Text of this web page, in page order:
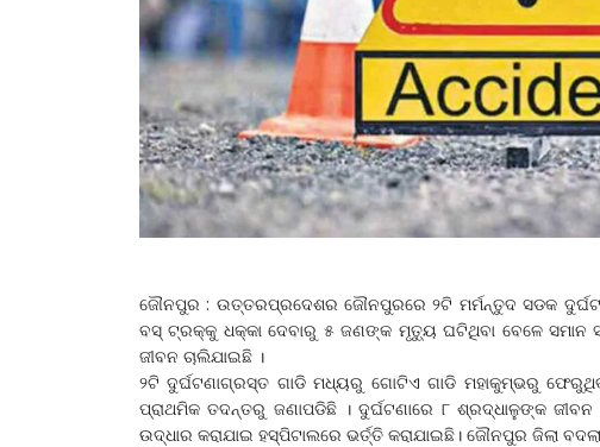
ଜୌନପୁର : ଉତ୍ତରପ୍ରଦେଶର ଜୌନପୁରରେ ୨ଟି ମର୍ମନ୍ତୁଦ ସଡକ
ବସ୍‌ ଟ୍ରକ୍‌କୁ ଧକ୍କା ଦେବାରୁ ୫ ଜଣଙ୍କ ମୃତ୍ୟୁ ଘଟିଥିବା ବେଳେ
ଜୀବନ ଚାଲିଯାଇଛି ।
୨ଟି ଦୁର୍ଘଟଣାଗ୍ରସ୍ତ ଗାଡି ମଧ୍ୟରୁ ଗୋଟିଏ ଗାଡି ମହାକୁମ୍ଭରୁ
ପ୍ରାଥମିକ ତଦନ୍ତରୁ ଜଣାପଡିଛି । ଦୁର୍ଘଟଣାରେ ୮ ଶ୍ରଦ୍ଧାଳୁଙ୍କ
ଉଦ୍ଧାର କରାଯାଇ ହସ୍ପିଟାଲରେ ଭର୍ତ୍ତି କରାଯାଇଛି। ଜୌନପୁର ଜିଲା